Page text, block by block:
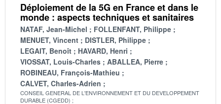
Déploiement de la 5G en France et dans le
monde : aspects techniques et sanitaires
NATAF, Jean-Michel
FOLLENFANT, Philippe
MENUET, Vincent
DISTLER, Philippe
LEGAIT, Benoît
HAVARD, Henri
VIOSSAT, Louis-Charles
ABALLEA, Pierre
ROBINEAU, François-Mathieu
CALVET, Charles-Adrien
CONSEIL GENERAL DE L'ENVIRONNEMENT ET DU DEVELOPPEMENT
DURABLE (CGEDD)